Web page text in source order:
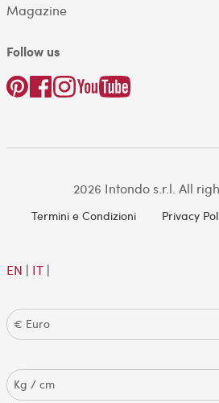
Magazine
Follow us
2026 Intondo s.r.l. All
Termini e Condizioni Privacy
EN | IT|